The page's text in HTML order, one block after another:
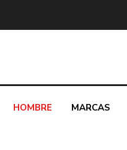
HOMBRE MARCAS